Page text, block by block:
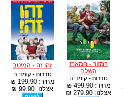
רמזור - המארז
השלם
סדרות - קומדיה
מחיר:499.90 ₪
אצלנו: 279.90 ₪
זהו זה - המיטב
סדרות - קומדיה
מחיר:199.90 ₪
אצלנו: 99.90 ₪